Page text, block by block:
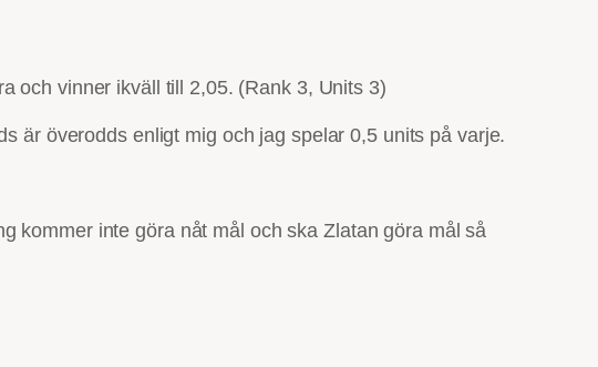
och vinner ikväll till 2,05. (Rank 3, Units 3)
är överodds enligt mig och jag spelar 0,5 units på varje.
kommer inte göra nåt mål och ska Zlatan göra mål så